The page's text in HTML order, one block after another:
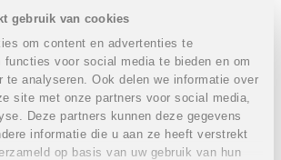
gebruik van cookies
om content en advertenties te
functies voor social media te bieden en om
te analyseren. Ook delen we informatie over
site met onze partners voor social media,
Deze partners kunnen deze gegevens
informatie die u aan ze heeft verstrekt
op basis van uw gebruik van hun
padelterreinen, een fitnessruimte
restaurants.
minuten van het dorp Algorfa.
geschakelde woningen:
109 m²